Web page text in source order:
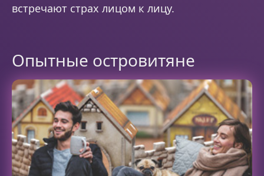
встречают страх лицом к лицу.
Опытные островитяне